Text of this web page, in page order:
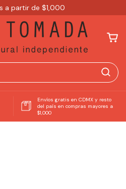
a partir de $1,000
Envíos gratis en CDMX y resto
del país en compras mayores a
$1,000